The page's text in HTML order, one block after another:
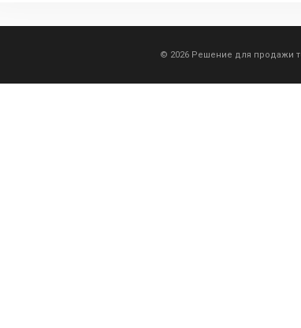
© 2026 Решение для продажи